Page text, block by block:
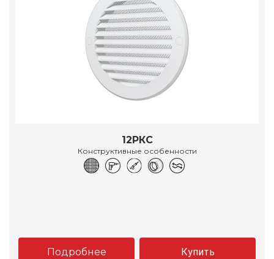
12РКС
Конструктивные особенности
Подробнее Купить